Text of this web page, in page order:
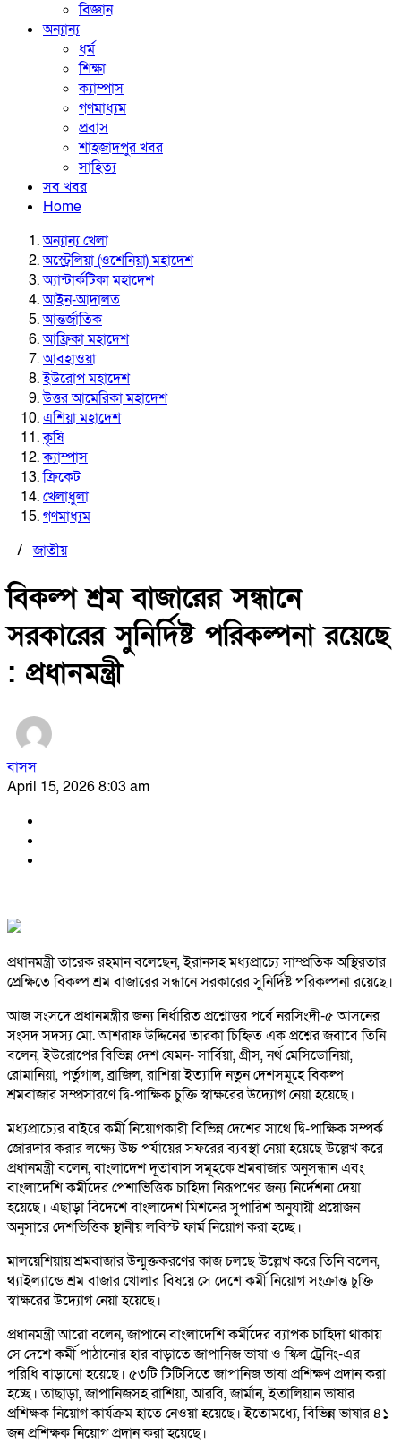
বিজ্ঞান
অন্যান্য
ধর্ম
শিক্ষা
ক্যাম্পাস
গণমাধ্যম
প্রবাস
শাহজাদপুর খবর
সাহিত্য
সব খবর
Home
অন্যান্য খেলা
অস্ট্রেলিয়া (ওশেনিয়া) মহাদেশ
অ্যান্টার্কটিকা মহাদেশ
আইন-আদালত
আন্তর্জাতিক
আফ্রিকা মহাদেশ
আবহাওয়া
ইউরোপ মহাদেশ
উত্তর আমেরিকা মহাদেশ
এশিয়া মহাদেশ
কৃষি
ক্যাম্পাস
ক্রিকেট
খেলাধুলা
গণমাধ্যম
/জাতীয়
বিকল্প শ্রম বাজারের সন্ধানে
সরকারের সুনির্দিষ্ট পরিকল্পনা রয়েছে
: প্রধানমন্ত্রী
বাসস
April 15, 2026 8:03 am
প্রধানমন্ত্রী তারেক রহমান বলেছেন, ইরানসহ মধ্যপ্রাচ্যে সাম্প্রতিক অস্থিরতার
প্রেক্ষিতে বিকল্প শ্রম বাজারের সন্ধানে সরকারের সুনির্দিষ্ট পরিকল্পনা রয়েছে।
আজ সংসদে প্রধানমন্ত্রীর জন্য নির্ধারিত প্রশ্নোত্তর পর্বে নরসিংদী-৫ আসনের
সংসদ সদস্য মো. আশরাফ উদ্দিনের তারকা চিহ্নিত এক প্রশ্নের জবাবে তিনি
বলেন, ইউরোপের বিভিন্ন দেশ যেমন- সার্বিয়া, গ্রীস, নর্থ মেসিডোনিয়া,
রোমানিয়া, পর্তুগাল, ব্রাজিল, রাশিয়া ইত্যাদি নতুন দেশসমূহে বিকল্প
শ্রমবাজার সম্প্রসারণে দ্বি-পাক্ষিক চুক্তি স্বাক্ষরের উদ্যোগ নেয়া হয়েছে।
মধ্যপ্রাচ্যের বাইরে কর্মী নিয়োগকারী বিভিন্ন দেশের সাথে দ্বি-পাক্ষিক সম্পর্ক
জোরদার করার লক্ষ্যে উচ্চ পর্যায়ের সফরের ব্যবস্থা নেয়া হয়েছে উল্লেখ করে
প্রধানমন্ত্রী বলেন, বাংলাদেশ দূতাবাস সমূহকে শ্রমবাজার অনুসন্ধান এবং
বাংলাদেশি কর্মীদের পেশাভিত্তিক চাহিদা নিরূপণের জন্য নির্দেশনা দেয়া
হয়েছে। এছাড়া বিদেশে বাংলাদেশ মিশনের সুপারিশ অনুযায়ী প্রয়োজন
অনুসারে দেশভিত্তিক স্থানীয় লবিস্ট ফার্ম নিয়োগ করা হচ্ছে।
মালয়েশিয়ায় শ্রমবাজার উন্মুক্তকরণের কাজ চলছে উল্লেখ করে তিনি বলেন,
থ্যাইল্যান্ডে শ্রম বাজার খোলার বিষয়ে সে দেশে কর্মী নিয়োগ সংক্রান্ত চুক্তি
স্বাক্ষরের উদ্যোগ নেয়া হয়েছে।
প্রধানমন্ত্রী আরো বলেন, জাপানে বাংলাদেশি কর্মীদের ব্যাপক চাহিদা থাকায়
সে দেশে কর্মী পাঠানোর হার বাড়াতে জাপানিজ ভাষা ও স্কিল ট্রেনিং-এর
পরিধি বাড়ানো হয়েছে। ৫৩টি টিটিসিতে জাপানিজ ভাষা প্রশিক্ষণ প্রদান করা
হচ্ছে। তাছাড়া, জাপানিজসহ রাশিয়া, আরবি, জার্মান, ইতালিয়ান ভাষার
প্রশিক্ষক নিয়োগ কার্যক্রম হাতে নেওয়া হয়েছে। ইতোমধ্যে, বিভিন্ন ভাষার ৪১
জন প্রশিক্ষক নিয়োগ প্রদান করা হয়েছে।